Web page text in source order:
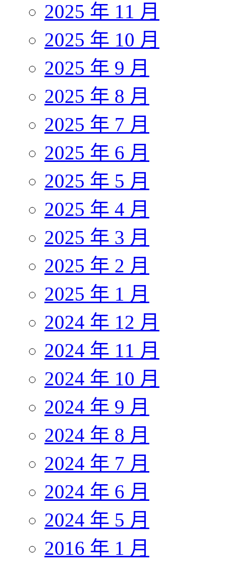
2025 年 11 月
2025 年 10 月
2025 年 9 月
2025 年 8 月
2025 年 7 月
2025 年 6 月
2025 年 5 月
2025 年 4 月
2025 年 3 月
2025 年 2 月
2025 年 1 月
2024 年 12 月
2024 年 11 月
2024 年 10 月
2024 年 9 月
2024 年 8 月
2024 年 7 月
2024 年 6 月
2024 年 5 月
2016 年 1 月